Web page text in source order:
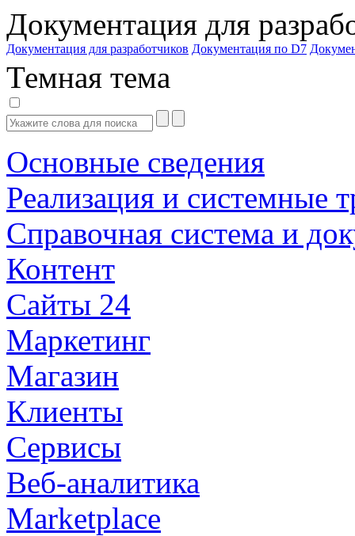
Документация для
Документация для разработчиков Документация по D7
Темная тема
Основные сведения
Реализация и системные
Справочная система и
Контент
Сайты 24
Маркетинг
Магазин
Клиенты
Сервисы
Веб-аналитика
Marketplace